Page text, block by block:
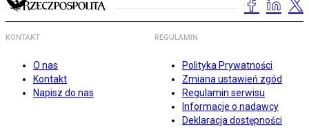
KONTAKT
O nas
Kontakt
Napisz do nas
REGULAMIN
Polityka Prywatności
Zmiana ustawień zgód
Regulamin serwisu
Informacje o nadawcy
Deklaracja dostępności